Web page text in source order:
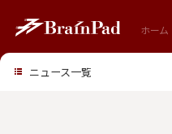
ホーム
ニュース一覧